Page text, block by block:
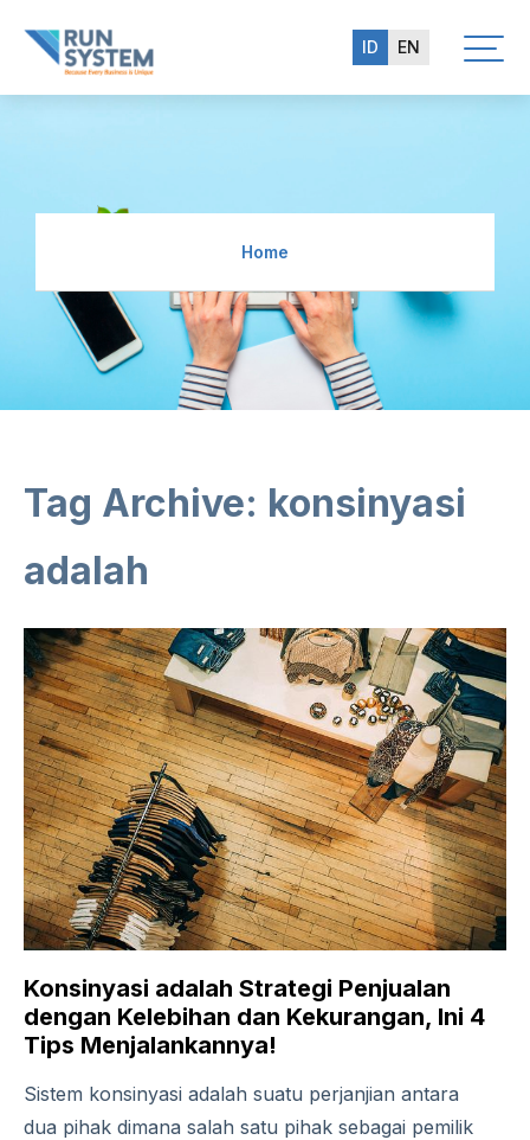
ID EN
Home
Tag Archive: konsinyasi
adalah
Konsinyasi adalah Strategi Penjualan
dengan Kelebihan dan Kekurangan, Ini 4
Tips Menjalankannya!
Sistem konsinyasi adalah suatu perjanjian antara
dua pihak dimana salah satu pihak sebagai pemilik